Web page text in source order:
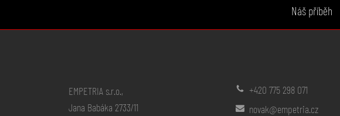
Náš příběh
EMPETRIA s.r.o.,
Jana Babáka 2733/11
+420 775 298 071
novak@empetria.cz